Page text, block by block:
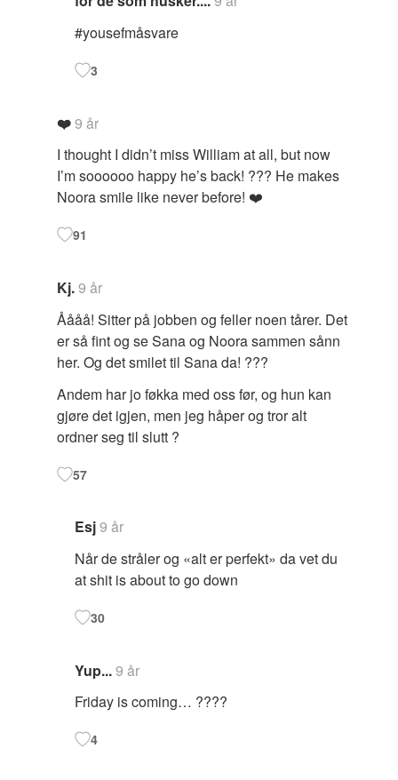
#yousefmåsvare
3
❤️9 år
I thought I didn’t miss William at all, but now
I’m soooooo happy he’s back! ??? He makes
Noora smile like never before! ❤️
91
Kj.9 år
Åååå! Sitter på jobben og feller noen tårer. Det
er så fint og se Sana og Noora sammen sånn
her. Og det smilet til Sana da! ???
Andem har jo føkka med oss før, og hun kan
gjøre det igjen, men jeg håper og tror alt
ordner seg til slutt ?
57
Esj9 år
Når de stråler og «alt er perfekt» da vet du
at shit is about to go down
30
Yup...9 år
Friday is coming… ????
4